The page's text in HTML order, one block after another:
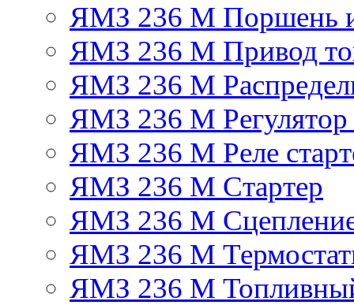
ЯМЗ 236 М Поршень
ЯМЗ 236 М Привод
ЯМЗ 236 М
ЯМЗ 236 М Регулятор
ЯМЗ 236 М Реле
ЯМЗ 236 М Стартер
ЯМЗ 236 М
ЯМЗ 236 М
ЯМЗ 236 М